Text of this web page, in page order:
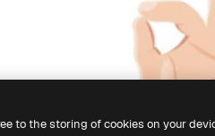
to the storing of cookies on your